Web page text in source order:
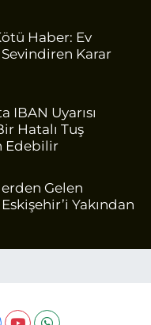
Haber: Ev
Karar
IBAN Uyarısı
Hatalı Tuş
Edebilir
Gelen
Yakından